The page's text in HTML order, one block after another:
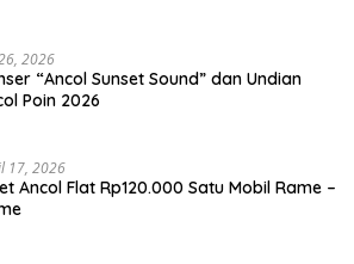
2026
“Ancol Sunset Sound” dan Undian
Poin 2026
17, 2026
Ancol Flat Rp120.000 Satu Mobil Rame –